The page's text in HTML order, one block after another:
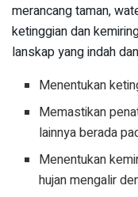
merancang taman,
ketinggian dan
lanskap yang indah
Menentukan
Memastikan
lainnya berada
Menentukan
hujan mengalir